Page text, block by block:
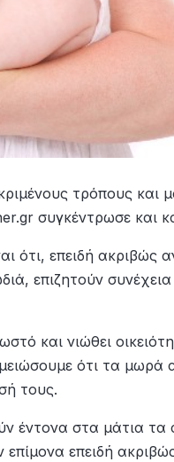
τρόπους και
συγκέντρωσε και
ότι, επειδή
επιζητούν
και νιώθει
ότι τα
τους.
έντονα στα μάτια
επειδή